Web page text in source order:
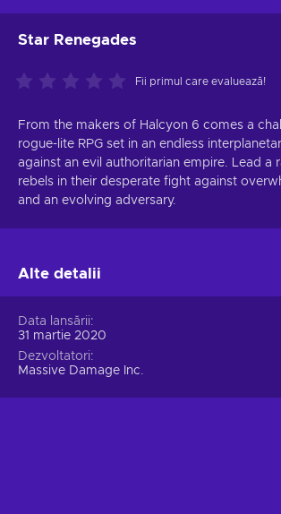
Star Renegades
Fii primul care evaluează!
From the makers of Halcyon 6 comes a
rogue-lite RPG set in an endless
against an evil authoritarian empire. Lead a
rebels in their desperate fight against
and an evolving adversary.
Alte detalii
Data lansării
31 martie 2020
Dezvoltatori
Massive Damage Inc.